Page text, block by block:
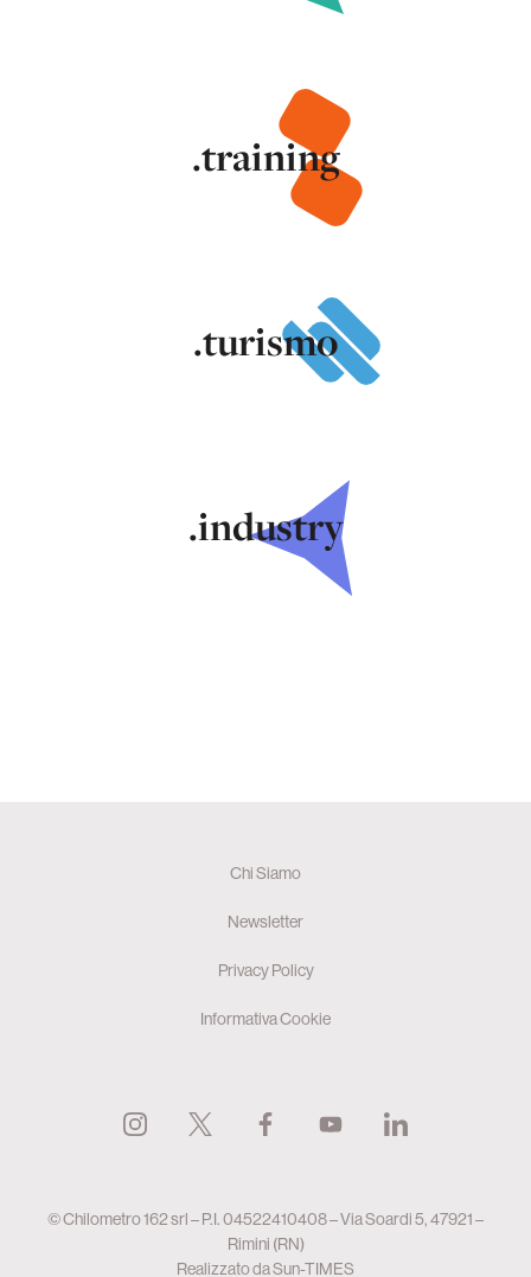
.training
.turismo
.industry
Chi Siamo
Newsletter
Privacy Policy
Informativa Cookie
© Chilometro 162 srl – P.I. 04522410408 – Via Soardi 5, 47921 –
Rimini (RN)
Realizzato daSun-TIMES